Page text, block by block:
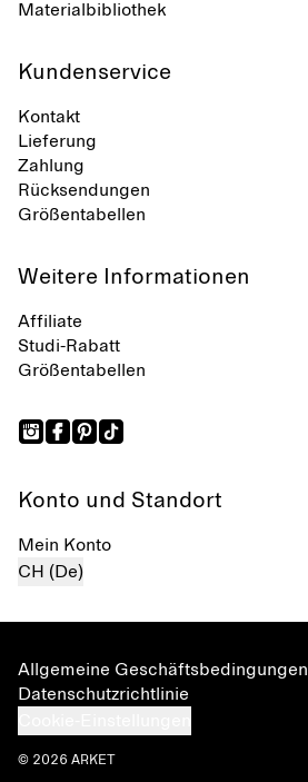
Materialbibliothek
Kundenservice
Kontakt
Lieferung
Zahlung
Rücksendungen
Größentabellen
Weitere Informationen
Affiliate
Studi-Rabatt
Größentabellen
Konto und Standort
Mein Konto
CH (De)
Allgemeine Geschäftsbedingungen
Datenschutzrichtlinie
© 2026 ARKET